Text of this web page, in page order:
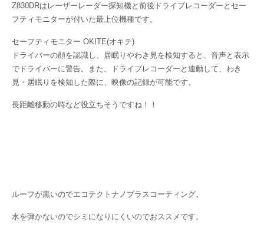
Z830DRはレーザーレーダー探知機と前後ドライブレコーダーとセー
フティモニターが付いた最上位機種です。
セーフティモニター OKITE(オキテ)
ドライバーの顔を認識し、居眠りやわき見を検知すると、音声と表示
でドライバーに警告。また、ドライブレコーダーと連動して、わき
見・居眠りを検知した際に、映像の記録が可能です。
長距離移動の時など役立ちそうですね！！
ルーフが黒いのでエコテクトナノプラスコーティング。
水を弾かないのでシミになりにくいのでおススメです。